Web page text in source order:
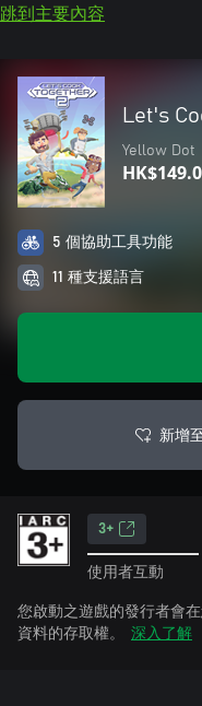
跳到主要內容
Let's
Yellow Dot
5 個協助工具功能
11 種支援語言
新增
3+
使用者互動
您啟動之遊戲的發行者會
資料的存取權。
深入了解